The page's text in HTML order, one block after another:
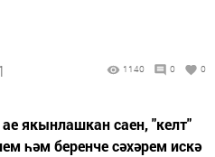
1140 0 0
якынлашкан саен, "келт"
һәм беренче сәхәрем искә